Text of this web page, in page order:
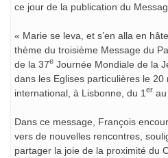
ce jour de la publication du
« Marie se leva, et s’en alla en
thème du troisième Message du
de la 37e Journée Mondiale de la
dans les Eglises particulières le
international, à Lisbonne, du 1 er au
Dans ce message, François
vers de nouvelles rencontres,
partager la joie de la proximité du